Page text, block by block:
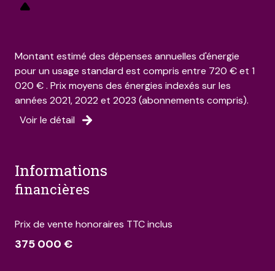
Montant estimé des dépenses annuelles d'énergie
pour un usage standard est compris entre 720 € et 1
020 € . Prix moyens des énergies indexés sur les
années 2021, 2022 et 2023 (abonnements compris).
Voir le détail
informations
financières
Prix de vente honoraires TTC inclus
375 000 €